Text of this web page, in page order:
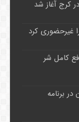
غیرحضوری کرد
کامل شر
برنامه